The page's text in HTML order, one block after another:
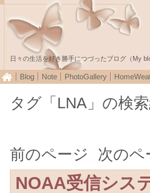
日々の生活を好き勝手につづったブログ（My
Blog Note PhotoGallery
タグ「LNA」の検
前のページ 次のペ
NOAA受信シス